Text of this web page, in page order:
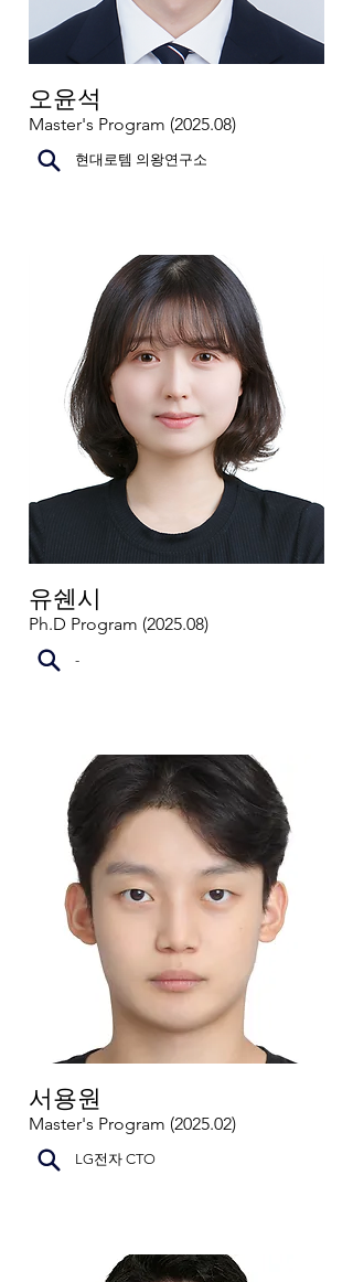
오윤석
Master's Program (2025.08)
현대로템 의왕연구소
유쉔시
Ph.D Program (2025.08)
-
서용원
Master's Program (2025.02)
LG전자 CTO